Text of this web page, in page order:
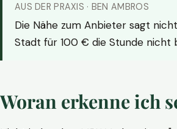
AUS DER PRAXIS · BEN AMBROS
Die Nähe zum Anbieter sagt
Stadt für 100 € die Stunde nicht
Woran erkenne ich